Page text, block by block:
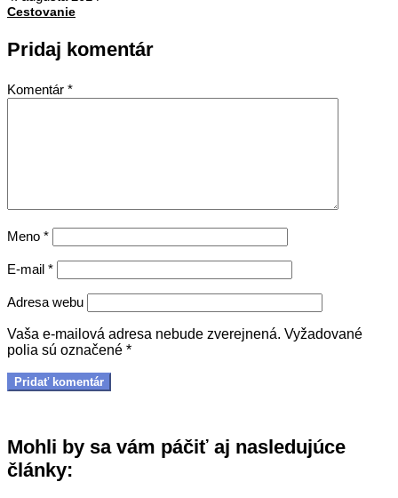
04
Cestovanie
Pridaj komentár
Komentár *
Meno *
E-mail *
Adresa webu
Vaša e-mailová adresa nebude zverejnená. Vyžadované
polia sú označené *
Mohli by sa vám páčiť aj nasledujúce
články: